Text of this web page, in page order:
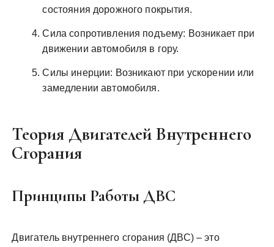
состояния дорожного покрытия.
Сила сопротивления подъему: Возникает при
движении автомобиля в гору.
Силы инерции: Возникают при ускорении или
замедлении автомобиля.
Теория Двигателей Внутреннего
Сгорания
Принципы Работы ДВС
Двигатель внутреннего сгорания (ДВС) – это